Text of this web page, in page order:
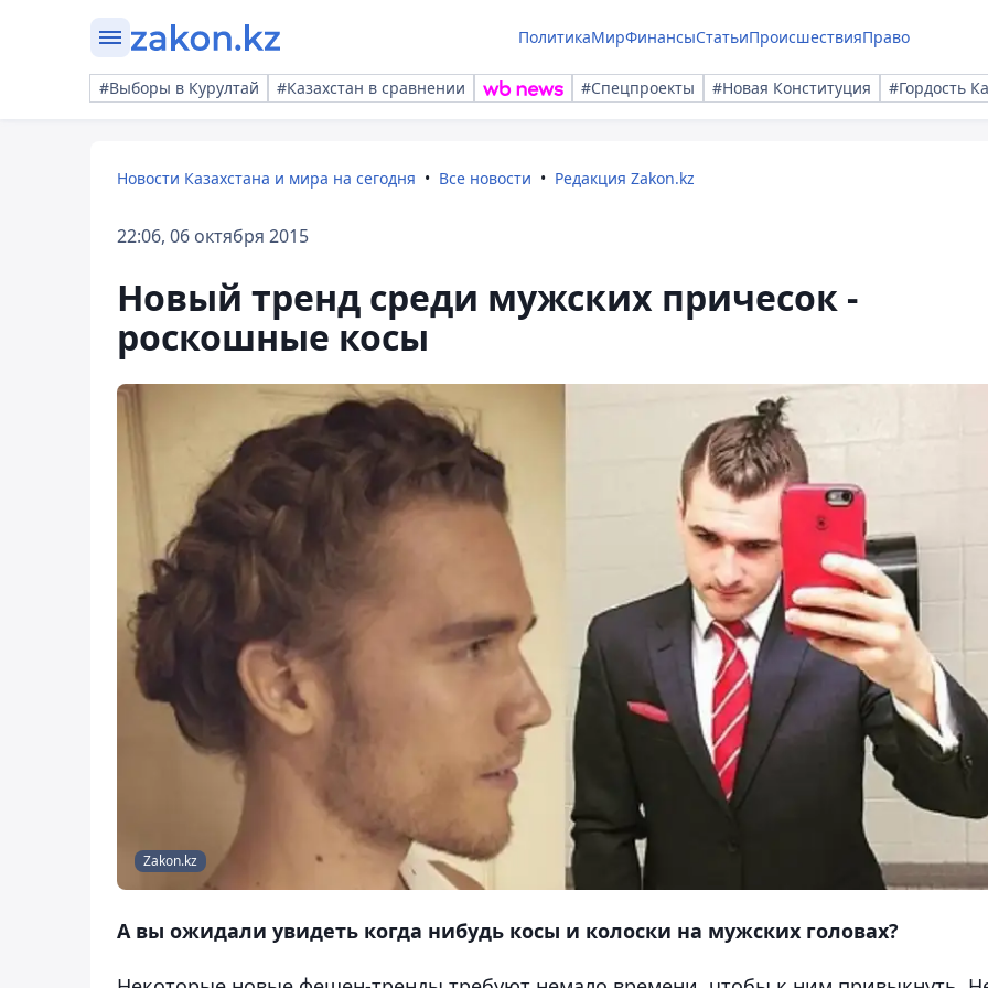
ПолитикаМирФинансыСтатьиПроисшествияПраво
#Выборы в Курултай #Казахстан в сравнении #Спецпроекты #Новая Конституция #Гордость
Новости Казахстана и мира на сегодня Все новости Редакция Zakon.kz
22:06, 06 октября 2015
Новый тренд среди мужских причесок -
роскошные косы
Zakon.kz
А вы ожидали увидеть когда нибудь косы и колоски на мужских головах?